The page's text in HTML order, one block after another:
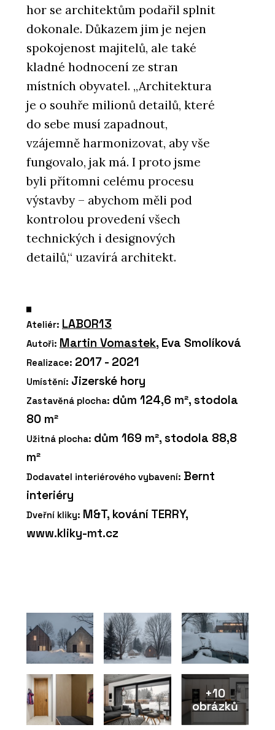
hor se architektům podařil splnit
dokonale. Důkazem jim je nejen
spokojenost majitelů, ale také
kladné hodnocení ze stran
místních obyvatel. „Architektura
je o souhře milionů detailů, které
do sebe musí zapadnout,
vzájemně harmonizovat, aby vše
fungovalo, jak má. I proto jsme
byli přítomni celému procesu
výstavby – abychom měli pod
kontrolou provedení všech
technických i designových
detailů,“ uzavírá architekt.
Ateliér: LABOR13
Autoři: Martin Vomastek, Eva Smolíková
Realizace: 2017 - 2021
Umístění: Jizerské hory
Zastavěná plocha: dům 124,6 m², stodola
80 m²
Užitná plocha: dům 169 m², stodola 88,8
m²
Dodavatel interiérového vybavení: Bernt
interiéry
Dveřní kliky: M&T, kování TERRY,
www.kliky-mt.cz
+10
obrázků